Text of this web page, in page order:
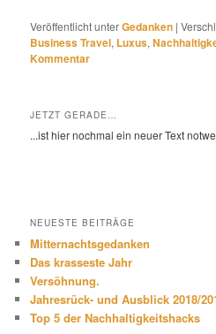
Veröffentlicht unterGedanken |
Business Travel, Luxus,
Kommentar
JETZT GERADE…
...ist hier nochmal ein neuer Text
NEUESTE BEITRÄGE
Mitternachtsgedanken
Das krasseste Jahr
Versöhnung.
Jahresrück- und Ausblick 2018/
Top 5 der Nachhaltigkeitshacks